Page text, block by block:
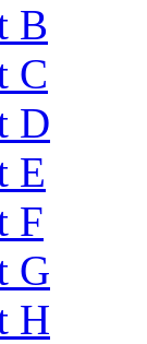
B
C
D
E
F
G
H